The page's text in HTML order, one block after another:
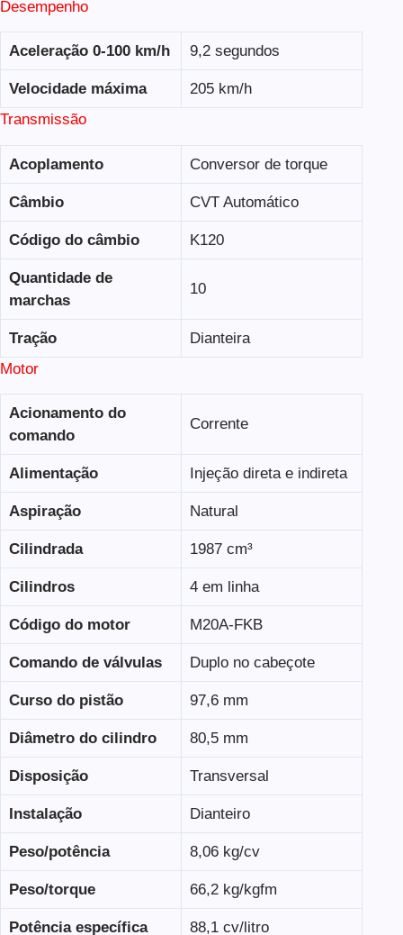
Desempenho
Aceleração 0-100 km/h 9,2 segundos
Velocidade máxima
205 km/h
Transmissão
Acoplamento Conversor de torque
Câmbio CVT Automático
Código do câmbio K120
Quantidade de
marchas
10
Tração
Dianteira
Motor
Acionamento do
comando
Corrente
Alimentação Injeção direta e indireta
Aspiração Natural
Cilindrada 1987 cm³
Cilindros 4 em linha
Código do motor M20A-FKB
Comando de válvulas Duplo no cabeçote
Curso do pistão 97,6 mm
Diâmetro do cilindro 80,5 mm
Disposição Transversal
Instalação Dianteiro
Peso/potência 8,06 kg/cv
Peso/torque 66,2 kg/kgfm
Potência específica 88,1 cv/litro